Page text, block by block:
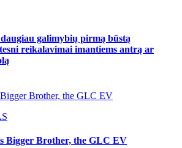
galimybių pirmą būstą
reikalavimai imantiems antrą ar
Brother, the GLC EV
Bigger Brother, the GLC EV